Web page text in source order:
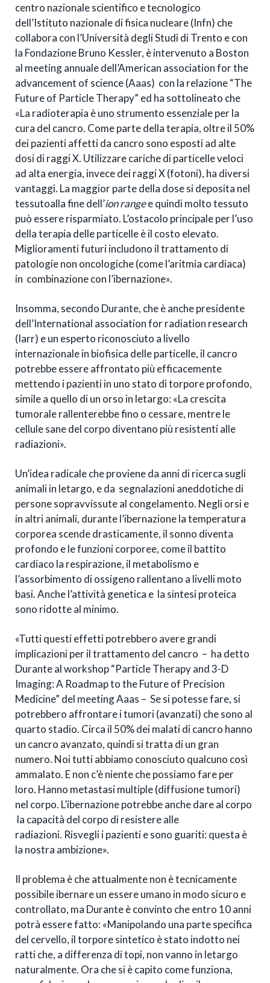
centro nazionale scientifico e tecnologico
dell’Istituto nazionale di fisica nucleare (Infn) che
collabora con l’Università degli Studi di Trento e con
la Fondazione Bruno Kessler, è intervenuto a Boston
al meeting annuale dell’American association for the
advancement of science (Aaas) con la relazione “The
Future of Particle Therapy” ed ha sottolineato che
«La radioterapia è uno strumento essenziale per la
cura del cancro. Come parte della terapia, oltre il 50%
dei pazienti affetti da cancro sono esposti ad alte
dosi di raggi X. Utilizzare cariche di particelle veloci
ad alta energia, invece dei raggi X (fotoni), ha diversi
vantaggi. La maggior parte della dose si deposita nel
tessutoalla fine dell’ion rangee quindi molto tessuto
può essere risparmiato. L’ostacolo principale per l’uso
della terapia delle particelle è il costo elevato.
Miglioramenti futuri includono il trattamento di
patologie non oncologiche (come l’aritmia cardiaca)
in combinazione con l’ibernazione».
Insomma, secondo Durante, che è anche presidente
dell’International association for radiation research
(Iarr) e un esperto riconosciuto a livello
internazionale in biofisica delle particelle, il cancro
potrebbe essere affrontato più efficacemente
mettendo i pazienti in uno stato di torpore profondo,
simile a quello di un orso in letargo: «La crescita
tumorale rallenterebbe fino o cessare, mentre le
cellule sane del corpo diventano più resistenti alle
radiazioni».
Un’idea radicale che proviene da anni di ricerca sugli
animali in letargo, e da segnalazioni aneddotiche di
persone sopravvissute al congelamento. Negli orsi e
in altri animali, durante l’ibernazione la temperatura
corporea scende drasticamente, il sonno diventa
profondo e le funzioni corporee, come il battito
cardiaco la respirazione, il metabolismo e
l’assorbimento di ossigeno rallentano a livelli moto
basi. Anche l’attività genetica e la sintesi proteica
sono ridotte al minimo.
«Tutti questi effetti potrebbero avere grandi
implicazioni per il trattamento del cancro – ha detto
Durante al workshop “Particle Therapy and 3-D
Imaging: A Roadmap to the Future of Precision
Medicine” del meeting Aaas – Se si potesse fare, si
potrebbero affrontare i tumori (avanzati) che sono al
quarto stadio. Circa il 50% dei malati di cancro hanno
un cancro avanzato, quindi si tratta di un gran
numero. Noi tutti abbiamo conosciuto qualcuno così
ammalato. E non c’è niente che possiamo fare per
loro. Hanno metastasi multiple (diffusione tumori)
nel corpo. L’ibernazione potrebbe anche dare al corpo
la capacità del corpo di resistere alle
radiazioni. Risvegli i pazienti e sono guariti: questa è
la nostra ambizione».
Il problema è che attualmente non è tecnicamente
possibile ibernare un essere umano in modo sicuro e
controllato, ma Durante è convinto che entro 10 anni
potrà essere fatto: «Manipolando una parte specifica
del cervello, il torpore sintetico è stato indotto nei
ratti che, a differenza di topi, non vanno in letargo
naturalmente. Ora che si è capito come funziona,